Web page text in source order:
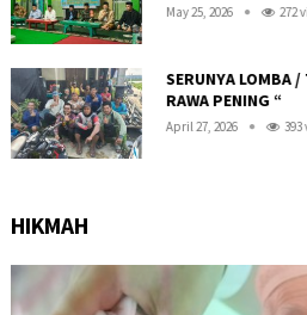
May 25, 2026 272
SERUNYA LOMBA
RAWA PENING “
April 27, 2026 393
HIKMAH